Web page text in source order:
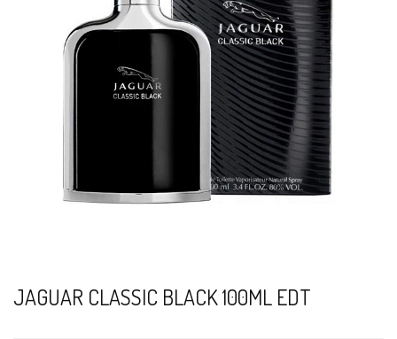
JAGUAR CLASSIC BLACK 100ML EDT